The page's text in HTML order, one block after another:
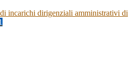
incarichi dirigenziali amministrativi di